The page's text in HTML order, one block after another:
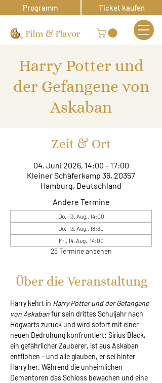
Programm Ticket kaufen
Harry Potter und
der Gefangene von
Askaban
Zeit & Ort
04. Juni 2026, 14:00 – 17:00
Kleiner Schäferkamp 36, 20357
Hamburg, Deutschland
Andere Termine
Do., 13. Aug., 14:00
Do., 13. Aug., 18:30
Fr., 14. Aug., 14:00
28 Termine ansehen
Über die Veranstaltung
Harry kehrt in Harry Potter und der Gefangene
von Askaban für sein drittes Schuljahr nach
Hogwarts zurück und wird sofort mit einer
neuen Bedrohung konfrontiert: Sirius Black,
ein gefährlicher Zauberer, ist aus Askaban
entflohen – und alle glauben, er sei hinter
Harry her. Während die unheimlichen
Dementoren das Schloss bewachen und eine